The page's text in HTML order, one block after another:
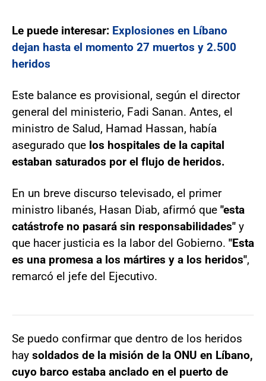
Le puede interesar: Explosiones en Líbano
dejan hasta el momento 27 muertos y 2.500
heridos
Este balance es provisional, según el director
general del ministerio, Fadi Sanan. Antes, el
ministro de Salud, Hamad Hassan, había
asegurado que los hospitales de la capital
estaban saturados por el flujo de heridos.
En un breve discurso televisado, el primer
ministro libanés, Hasan Diab, afirmó que "esta
catástrofe no pasará sin responsabilidades" y
que hacer justicia es la labor del Gobierno. "Esta
es una promesa a los mártires y a los heridos",
remarcó el jefe del Ejecutivo.
Se puedo confirmar que dentro de los heridos
hay soldados de la misión de la ONU en Líbano,
cuyo barco estaba anclado en el puerto de